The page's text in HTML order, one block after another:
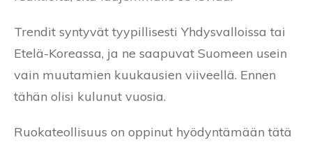
Trendit syntyvät tyypillisesti Yhdysvalloissa tai
Etelä-Koreassa, ja ne saapuvat Suomeen usein
vain muutamien kuukausien viiveellä. Ennen
tähän olisi kulunut vuosia.
Ruokateollisuus on oppinut hyödyntämään tätä